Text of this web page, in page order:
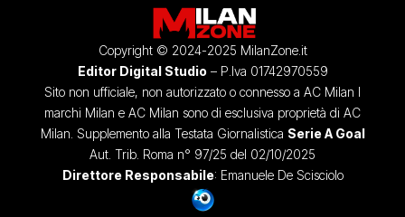
Copyright © 2024-2025 MilanZone.it
Editor Digital Studio – P.Iva 01742970559
Sito non ufficiale, non autorizzato o connesso a AC Milan I
marchi Milan e AC Milan sono di esclusiva proprietà di AC
Milan. Supplemento alla Testata Giornalistica Serie A Goal
Aut. Trib. Roma n° 97/25 del 02/10/2025
Direttore Responsabile: Emanuele De Scisciolo